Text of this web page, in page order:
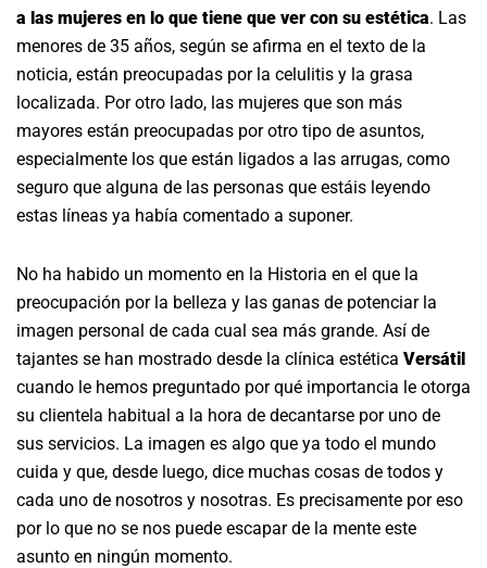
a las mujeres en lo que tiene que ver con su estética. Las
menores de 35 años, según se afirma en el texto de la
noticia, están preocupadas por la celulitis y la grasa
localizada. Por otro lado, las mujeres que son más
mayores están preocupadas por otro tipo de asuntos,
especialmente los que están ligados a las arrugas, como
seguro que alguna de las personas que estáis leyendo
estas líneas ya había comentado a suponer.
No ha habido un momento en la Historia en el que la
preocupación por la belleza y las ganas de potenciar la
imagen personal de cada cual sea más grande. Así de
tajantes se han mostrado desde la clínica estética Versátil
cuando le hemos preguntado por qué importancia le otorga
su clientela habitual a la hora de decantarse por uno de
sus servicios. La imagen es algo que ya todo el mundo
cuida y que, desde luego, dice muchas cosas de todos y
cada uno de nosotros y nosotras. Es precisamente por eso
por lo que no se nos puede escapar de la mente este
asunto en ningún momento.